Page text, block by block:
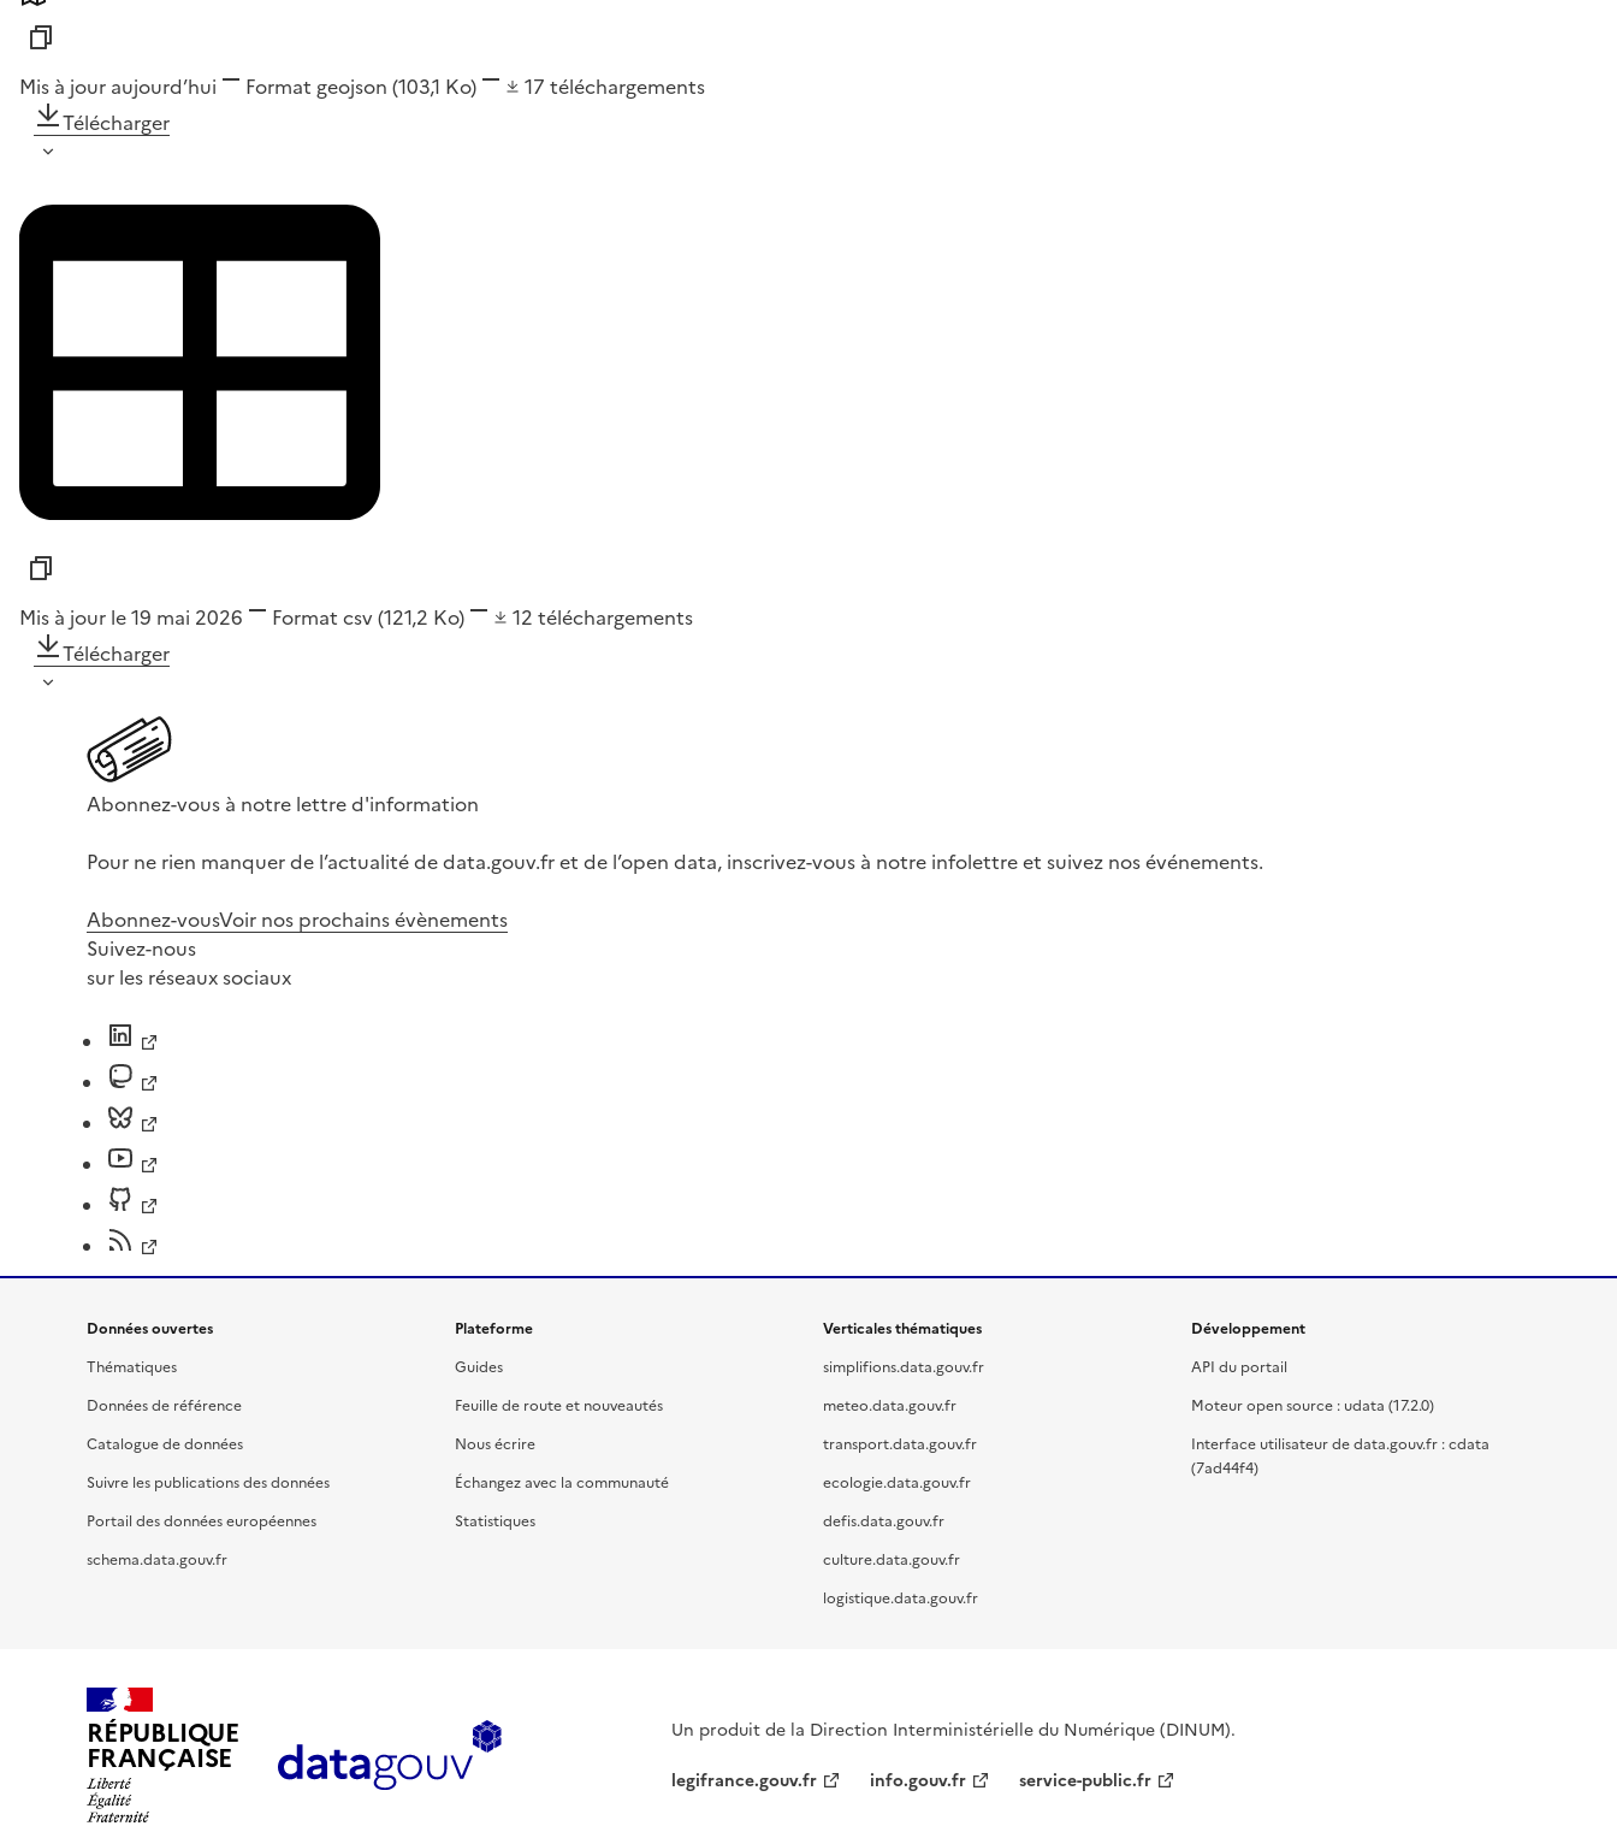
Mis à jour aujourd’hui Format geojson (103,1 Ko) 17 téléchargements
Télécharger
Mis à jour le 19 mai 2026 Format csv(121,2 Ko) 12 téléchargements
Télécharger
Abonnez-vous à notre lettre d'information
Pour ne rien manquer de l’actualité de data.gouv.fr et de l’open data, inscrivez-vous à notre infolettre et suivez nos événements.
Abonnez-vousVoir nos prochains évènements
Suivez-nous
sur les réseaux sociaux
Données ouvertes
Thématiques
Données de référence
Catalogue de données
Suivre les publications des données
Portail des données européennes
schema.data.gouv.fr
Plateforme
Guides
Feuille de route et nouveautés
Nous écrire
Échangez avec la communauté
Statistiques
Verticales thématiques
simplifions.data.gouv.fr
meteo.data.gouv.fr
transport.data.gouv.fr
ecologie.data.gouv.fr
defis.data.gouv.fr
culture.data.gouv.fr
logistique.data.gouv.fr
Développement
API du portail
Moteur open source : udata (17.2.0)
Interface utilisateur de data.gouv.fr : cdata
(7ad44f4)
RÉPUBLIQUE
FRANÇAISE
Un produit de la Direction Interministérielle du Numérique (DINUM).
legifrance.gouv.fr
info.gouv.fr service-public.fr